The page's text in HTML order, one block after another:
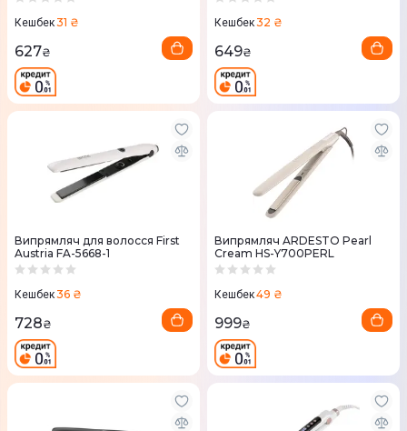
Кешбек31 ₴
627₴
Кешбек32 ₴
649₴
Випрямляч для волосся First
Austria FA-5668-1
Кешбек36 ₴
728₴
Випрямляч ARDESTO Pearl
Cream HS-Y700PERL
Кешбек49 ₴
999₴